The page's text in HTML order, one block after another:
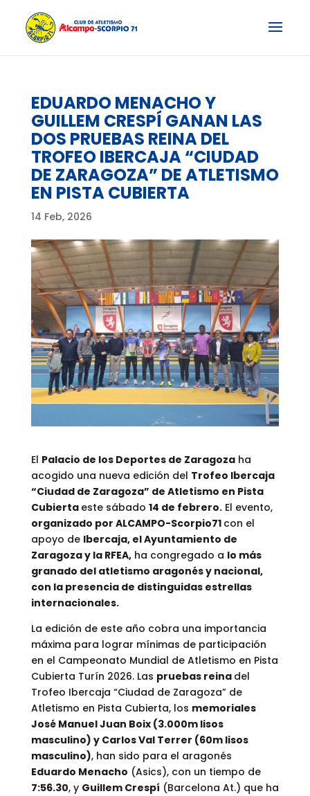
EDUARDO MENACHO Y
GUILLEM CRESPÍ GANAN LAS
DOS PRUEBAS REINA DEL
TROFEO IBERCAJA “CIUDAD
DE ZARAGOZA” DE ATLETISMO
EN PISTA CUBIERTA
14 Feb, 2026
El Palacio de los Deportes de Zaragozaha
acogido una nueva edición del Trofeo Ibercaja
“Ciudad de Zaragoza” de Atletismo en Pista
Cubierta este sábado 14 de febrero.El evento,
organizado por ALCAMPO-Scorpio71 con el
apoyo de Ibercaja, el Ayuntamiento de
Zaragoza y la RFEA,ha congregado a lo más
granado del atletismo aragonés y nacional,
con la presencia de distinguidas estrellas
internacionales.
La edición de este año cobra una importancia
máxima para lograr mínimas de participación
en el Campeonato Mundial de Atletismo en Pista
Cubierta Turín 2026. Las pruebas reina del
Trofeo Ibercaja “Ciudad de Zaragoza” de
Atletismo en Pista Cubierta, los memoriales
José Manuel Juan Boix (3.000m lisos
masculino) y Carlos Val Terrer (60m lisos
masculino), han sido para el aragonés
Eduardo Menacho (Asics), con un tiempo de
7:56.30, y Guillem Crespí (Barcelona At.) que ha